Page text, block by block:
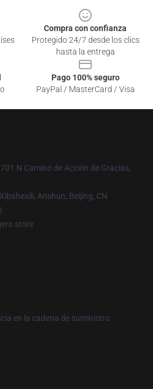
Compra con confianza
Protegido 24/7 desde los clics
hasta la entrega
Pago 100% seguro
PayPal / MasterCard / Visa
N Camino de Acción de Gracias,
Anshun, Beijing, CN
en la cadena de suministro